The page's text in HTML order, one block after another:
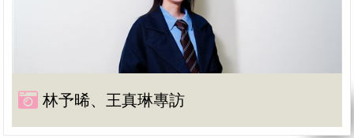
林予晞、王真琳專訪